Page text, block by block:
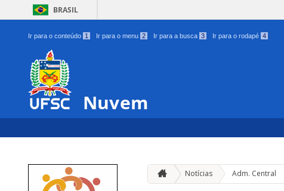
BRASIL
Ir para o conteúdo 1 Ir para o menu 2 Ir para a busca 3 Ir para o rodapé 4
Nuvem
Notícias Adm. Central